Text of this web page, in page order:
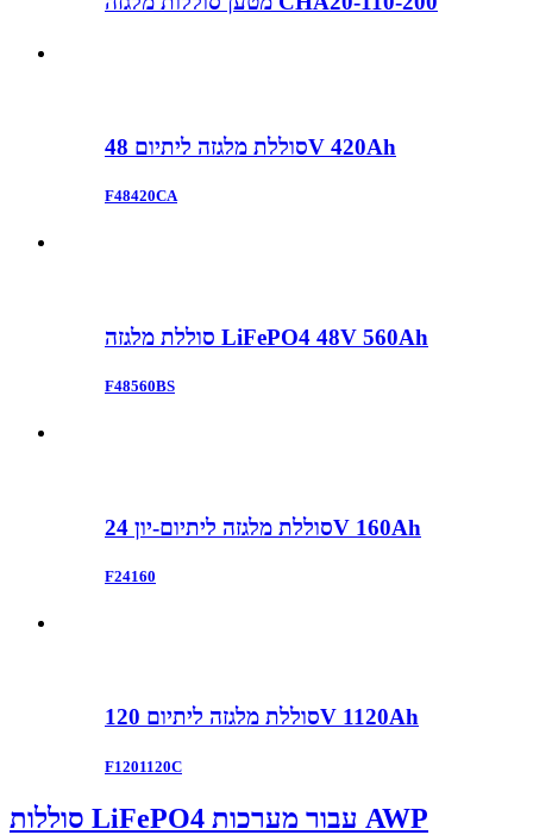
סוללת מלגזה ליתיום 48V 420Ah
F48420CA
סוללת מלגזה LiFePO4 48V 560Ah
F48560BS
סוללת מלגזה ליתיום-יון 24V 160Ah
F24160
סוללת מלגזה ליתיום 120V 1120Ah
F1201120C
סוללות LiFePO4 עבור מערכות AWP